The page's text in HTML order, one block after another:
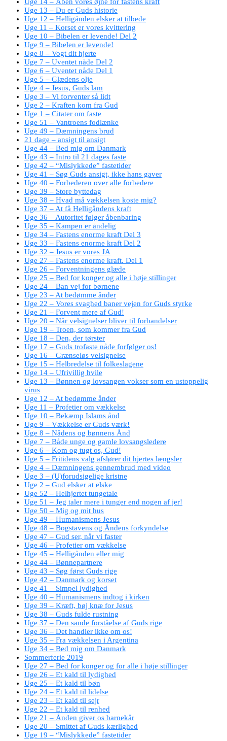
Uge 13 – Du er Guds historie
Uge 12 – Helligånden elsker at tilbede
Uge 11 – Korset er vores kvittering
Uge 10 – Bibelen er levende! Del 2
Uge 9 – Bibelen er levende!
Uge 8 – Vogt dit hjerte
Uge 7 – Uventet nåde Del 2
Uge 6 – Uventet nåde Del 1
Uge 5 – Glædens olje
Uge 4 – Jesus, Guds lam
Uge 3 – Vi forventer så lidt
Uge 2 – Kraften kom fra Gud
Uge 1 – Citater om faste
Uge 51 – Vantroens fodlænke
Uge 49 – Dæmningens brud
21 dage – ansigt til ansigt
Uge 44 – Bed mig om Danmark
Uge 43 – Intro til 21 dages faste
Uge 42 – “Mislykkede” fastetider
Uge 41 – Søg Guds ansigt, ikke hans gaver
Uge 40 – Forbederen over alle forbedere
Uge 39 – Store byttedag
Uge 38 – Hvad må vækkelsen koste mig?
Uge 37 – At få Helligåndens kraft
Uge 36 – Autoritet følger åbenbaring
Uge 35 – Kampen er åndelig
Uge 34 – Fastens enorme kraft Del 3
Uge 33 – Fastens enorme kraft Del 2
Uge 32 – Jesus er vores JA
Uge 27 – Fastens enorme kraft. Del 1
Uge 26 – Forventningens glæde
Uge 25 – Bed for konger og alle i høje stillinger
Uge 24 – Ban vej for børnene
Uge 23 – At bedømme ånder
Uge 22 – Vores svaghed baner vejen for Guds styrke
Uge 21 – Forvent mere af Gud!
Uge 20 – Når velsignelser bliver til forbandelser
Uge 19 – Troen, som kommer fra Gud
Uge 18 – Den, der tørster
Uge 17 – Guds trofaste nåde forfølger os!
Uge 16 – Grænseløs velsignelse
Uge 15 – Helbredelse til folkeslagene
Uge 14 – Ufrivillig hvile
Uge 13 – Bønnen og lovsangen vokser som en ustoppelig
virus
Uge 12 – At bedømme ånder
Uge 11 – Profetier om vækkelse
Uge 10 – Bekæmp Islams ånd
Uge 9 – Vækkelse er Guds værk!
Uge 8 – Nådens og bønnens Ånd
Uge 7 – Både unge og gamle lovsangsledere
Uge 6 – Kom og tugt os, Gud!
Uge 5 – Fritidens valg afslører dit hjertes længsler
Uge 4 – Dæmningens gennembrud med video
Uge 3 – (U)forudsigelige kristne
Uge 2 – Gud elsker at elske
Uge 52 – Helhjertet tungetale
Uge 51 – Jeg taler mere i tunger end nogen af jer!
Uge 50 – Mig og mit hus
Uge 49 – Humanismens Jesus
Uge 48 – Bogstavens og Åndens forkyndelse
Uge 47 – Gud ser, når vi faster
Uge 46 – Profetier om vækkelse
Uge 45 – Helligånden eller mig
Uge 44 – Bønnepartnere
Uge 43 – Søg først Guds rige
Uge 42 – Danmark og korset
Uge 41 – Simpel lydighed
Uge 40 – Humanismens indtog i kirken
Uge 39 – Kræft, bøj knæ for Jesus
Uge 38 – Guds fulde rustning
Uge 37 – Den sande forståelse af Guds rige
Uge 36 – Det handler ikke om os!
Uge 35 – Fra vækkelsen i Argentina
Uge 34 – Bed mig om Danmark
Sommerferie 2019
Uge 27 – Bed for konger og for alle i høje stillinger
Uge 26 – Et kald til lydighed
Uge 25 – Et kald til bøn
Uge 24 – Et kald til lidelse
Uge 23 – Et kald til sejr
Uge 22 – Et kald til renhed
Uge 21 – Ånden giver os barnekår
Uge 20 – Smittet af Guds kærlighed
Uge 19 – “Mislykkede” fastetider